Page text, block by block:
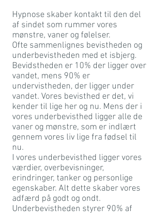
Hypnose skaber kontakt til den del
af sindet som rummer vores
mønstre, vaner og følelser.
Ofte sammenlignes bevistheden og
underbevistheden med et isbjerg.
Bevidstheden er 10% der ligger over
vandet, mens 90% er
undervistheden, der ligger under
vandet. Vores bevisthed er det, vi
kender til lige her og nu. Mens der i
vores underbevisthed ligger alle de
vaner og mønstre, som er indlært
gennem vores liv lige fra fødsel til
nu.
I vores underbevisthed ligger vores
værdier, overbevisninger,
erindringer, tanker og personlige
egenskaber. Alt dette skaber vores
adfærd på godt og ondt.
Underbevistheden styrer 90% af